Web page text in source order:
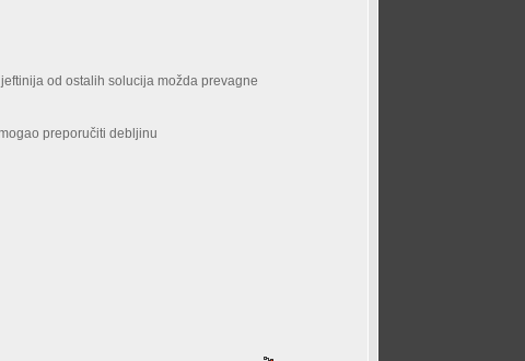
od ostalih solucija možda prevagne
preporučiti debljinu